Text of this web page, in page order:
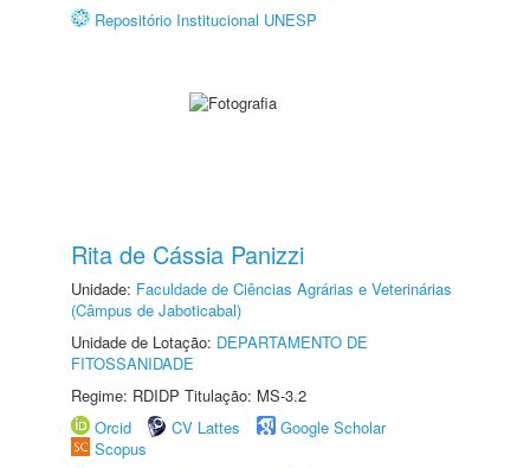
Repositório Institucional UNESP
Rita de Cássia Panizzi
Unidade: Faculdade de Ciências Agrárias e Veterinárias
(Câmpus de Jaboticabal)
Unidade de Lotação: DEPARTAMENTO DE
FITOSSANIDADE
Regime: RDIDP Titulação: MS-3.2
Orcid
CV Lattes
Google Scholar
Scopus